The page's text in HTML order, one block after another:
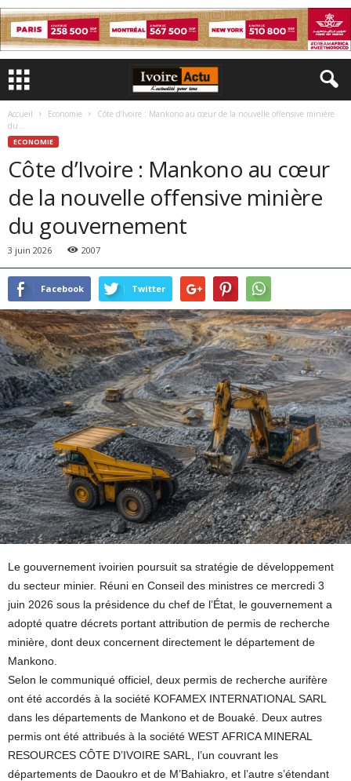
Accueil Economie
Côte d’Ivoire : Mankono au cœur de la nouvelle offensive minière
du...
ECONOMIE
Côte d’Ivoire : Mankono au cœur
de la nouvelle offensive minière
du gouvernement
3 juin 2026 2007
Facebook Twitter
Le gouvernement ivoirien poursuit sa stratégie de développement
du secteur minier. Réuni en Conseil des ministres ce mercredi 3
juin 2026 sous la présidence du chef de l’État, le gouvernement a
adopté quatre décrets portant attribution de permis de recherche
minière, dont deux concernent directement le département de
Mankono.
Selon le communiqué officiel, deux permis de recherche aurifère
ont été accordés à la société KOFAMEX INTERNATIONAL SARL
dans les départements de Mankono et de Bouaké. Deux autres
permis ont été attribués à la société WEST AFRICA MINERAL
RESOURCES CÔTE D’IVOIRE SARL, l’un couvrant les
départements de Daoukro et de M’Bahiakro, et l’autre s’étendant